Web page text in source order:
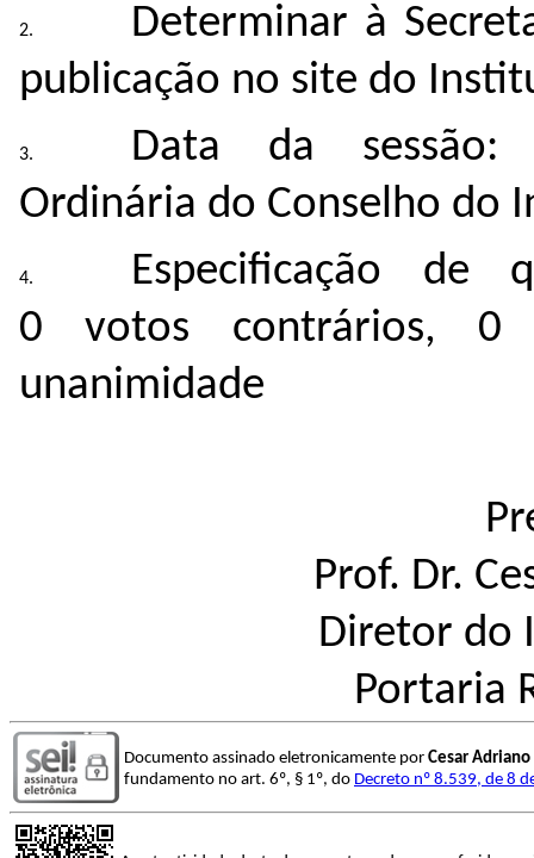
Determinar à
publicação no site do
Data da
Ordinária do Conselho do
Especificação de
0 votos contrários, 0
unanimidade
Prof. Dr.
Diretor do
Portaria
Documento assinado eletronicamente por Cesar Adriano
fundamento no art. 6º, § 1º, do Decreto nº 8.539, de 8